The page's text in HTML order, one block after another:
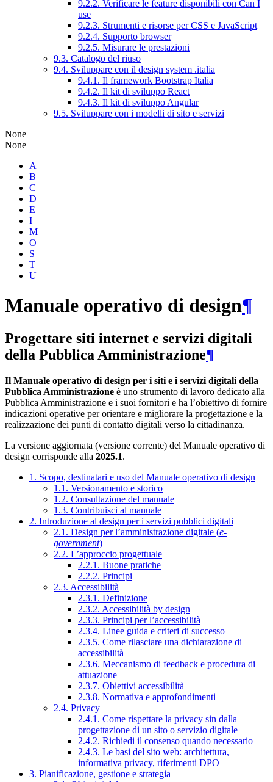
9.2.2. Verificare le feature disponibili con Can I
use
9.2.3. Strumenti e risorse per CSS e JavaScript
9.2.4. Supporto browser
9.2.5. Misurare le prestazioni
9.3. Catalogo del riuso
9.4. Sviluppare con il design system .italia
9.4.1. Il framework Bootstrap Italia
9.4.2. Il kit di sviluppo React
9.4.3. Il kit di sviluppo Angular
9.5. Sviluppare con i modelli di sito e servizi
None
None
A
B
C
D
E
I
M
O
S
T
U
Manuale operativo di design¶
Progettare siti internet e servizi digitali
della Pubblica Amministrazione¶
Il Manuale operativo di design per i siti e i servizi digitali della
Pubblica Amministrazione è uno strumento di lavoro dedicato alla
Pubblica Amministrazione e i suoi fornitori e ha l’obiettivo di fornire
indicazioni operative per orientare e migliorare la progettazione e la
realizzazione dei punti di contatto digitali verso la cittadinanza.
La versione aggiornata (versione corrente) del Manuale operativo di
design corrisponde alla 2025.1.
1. Scopo, destinatari e uso del Manuale operativo di design
1.1. Versionamento e storico
1.2. Consultazione del manuale
1.3. Contribuisci al manuale
2. Introduzione al design per i servizi pubblici digitali
2.1. Design per l’amministrazione digitale (e-
government)
2.2. L’approccio progettuale
2.2.1. Buone pratiche
2.2.2. Principi
2.3. Accessibilità
2.3.1. Definizione
2.3.2. Accessibilità by design
2.3.3. Principi per l’accessibilità
2.3.4. Linee guida e criteri di successo
2.3.5. Come rilasciare una dichiarazione di
accessibilità
2.3.6. Meccanismo di feedback e procedura di
attuazione
2.3.7. Obiettivi accessibilità
2.3.8. Normativa e approfondimenti
2.4. Privacy
2.4.1. Come rispettare la privacy sin dalla
progettazione di un sito o servizio digitale
2.4.2. Richiedi il consenso quando necessario
2.4.3. Le basi del sito web: architettura,
informativa privacy, riferimenti DPO
3. Pianificazione, gestione e strategia